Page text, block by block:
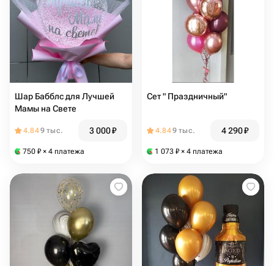
Шар Бабблс для Лучшей
Мамы на Свете
4.849 тыс. 3 000₽
750 ₽ × 4 платежа
Сет " Праздничный"
4.849 тыс. 4 290₽
1 073 ₽ × 4 платежа